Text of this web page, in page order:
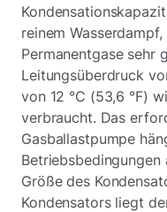
reinem
Permanentgase sehr
Leitungsüberdruck
von 12 °C (53,6 °F)
verbraucht. Das
Gasballastpumpe
Größe des
Kondensators liegt